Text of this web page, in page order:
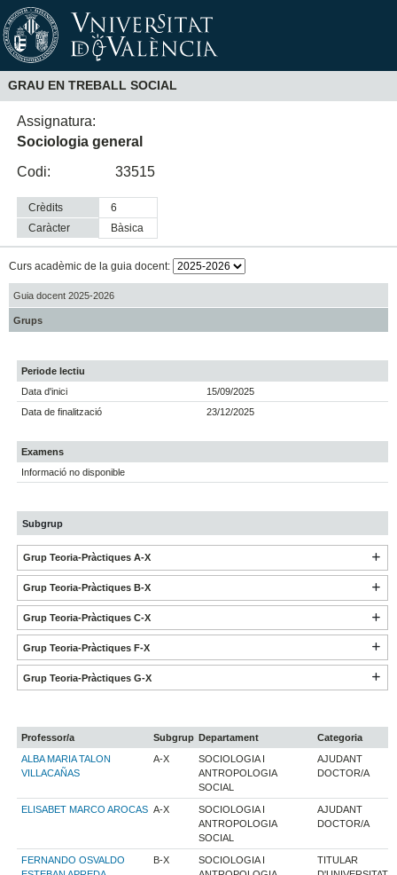
GRAU EN TREBALL SOCIAL
Assignatura:
Sociologia general
Codi:
33515
Crèdits
6
Caràcter
bàsica
Curs acadèmic de la guia docent:
Guia docent 2025-2026
Grups
Periode lectiu
Data d'inici
15/09/2025
Data de finalització
23/12/2025
Examens
Informació no disponible
Subgrup
Grup Teoria-Pràctiques A-X
Grup Teoria-Pràctiques B-X
Grup Teoria-Pràctiques C-X
Grup Teoria-Pràctiques F-X
Grup Teoria-Pràctiques G-X
Professor/a Subgrup Departament
Categoria
ALBA MARIA TALON
VILLACAÑAS
A-X
SOCIOLOGIA I
ANTROPOLOGIA
SOCIAL
AJUDANT
DOCTOR/A
ELISABET MARCO AROCAS A-X
SOCIOLOGIA I
ANTROPOLOGIA
SOCIAL
AJUDANT
DOCTOR/A
FERNANDO OSVALDO
B-X
SOCIOLOGIA I
TITULAR